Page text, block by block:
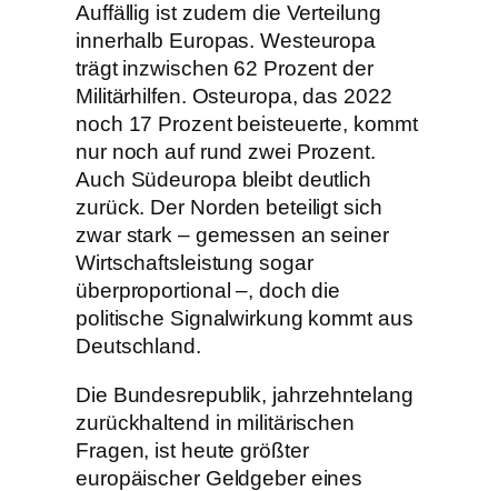
Auffällig ist zudem die Verteilung
innerhalb Europas. Westeuropa
trägt inzwischen 62 Prozent der
Militärhilfen. Osteuropa, das 2022
noch 17 Prozent beisteuerte, kommt
nur noch auf rund zwei Prozent.
Auch Südeuropa bleibt deutlich
zurück. Der Norden beteiligt sich
zwar stark – gemessen an seiner
Wirtschaftsleistung sogar
überproportional –, doch die
politische Signalwirkung kommt aus
Deutschland.
Die Bundesrepublik, jahrzehntelang
zurückhaltend in militärischen
Fragen, ist heute größter
europäischer Geldgeber eines